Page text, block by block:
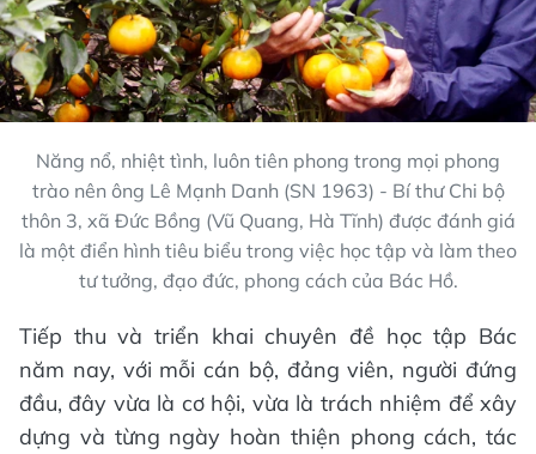
Năng nổ, nhiệt tình, luôn tiên phong trong mọi phong
trào nên ông Lê Mạnh Danh (SN 1963) - Bí thư Chi bộ
thôn 3, xã Đức Bồng (Vũ Quang, Hà Tĩnh) được đánh giá
là một điển hình tiêu biểu trong việc học tập và làm theo
tư tưởng, đạo đức, phong cách của Bác Hồ.
Tiếp thu và triển khai chuyên đề học tập Bác
năm nay, với mỗi cán bộ, đảng viên, người đứng
đầu, đây vừa là cơ hội, vừa là trách nhiệm để xây
dựng và từng ngày hoàn thiện phong cách, tác